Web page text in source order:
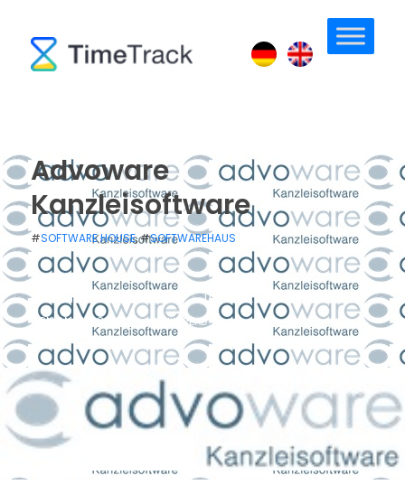
Advoware
Kanzleisoftware
#SOFTWARE HOUSE, #SOFTWAREHAUS
PUBLISHED: 13. FEBRUAR 2019 / UPDATED: 23. APRIL 2019 /
VON ANJA BOSIOK / 0 MIN READ